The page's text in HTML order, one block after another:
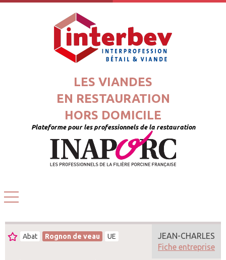
LES VIANDES
EN RESTAURATION
HORS DOMICILE
Plateforme pour les professionnels de la restauration
Abat Rognon de veau UE
JEAN-CHARLES
Fiche entreprise